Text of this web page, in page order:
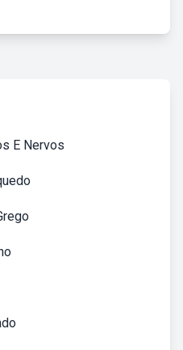
E Nervos